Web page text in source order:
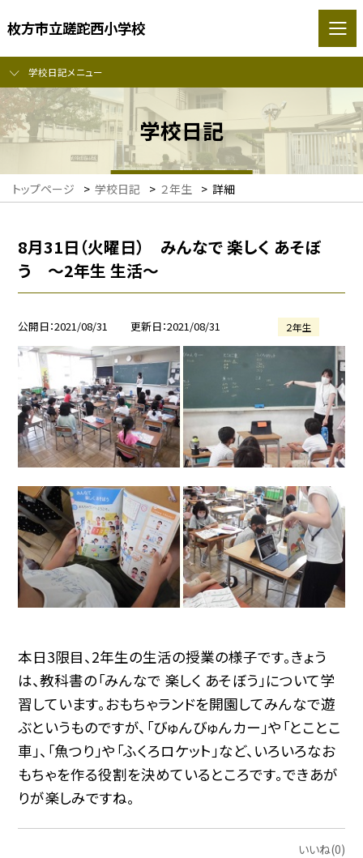
枚方市立蹉跎西小学校
学校日記メニュー
学校日記
トップページ > 学校日記 > ２年生 > 詳細
8月31日（火曜日） みんなで 楽しく あそぼ
う 〜2年生 生活〜
公開日 2021/08/31 更新日 2021/08/31 ２年生
本日3限目、2年生の生活の授業の様子です。きょう
は、教科書の「みんなで 楽しく あそぼう」について学
習しています。おもちゃランドを開園してみんなで遊
ぶというものですが、「びゅんびゅんカー」や「とことこ
車」、「魚つり」や「ふくろロケット」など、いろいろなお
もちゃを作る役割を決めているところです。できあが
りが楽しみですね。
いいね(0)